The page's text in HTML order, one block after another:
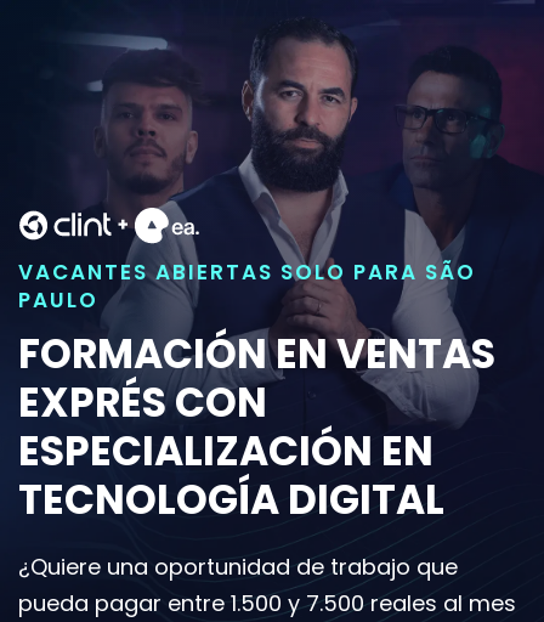
VACANTES ABIERTAS SOLO PARA SÃO
PAULO
FORMACIÓN EN VENTAS
EXPRÉS CON
ESPECIALIZACIÓN EN
TECNOLOGÍA DIGITAL
¿Quiere una oportunidad de trabajo que
pueda pagar entre 1.500 y 7.500 reales al mes